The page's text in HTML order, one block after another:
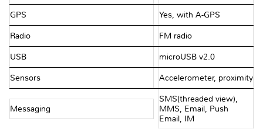
GPS Yes, with A-GPS
Radio FM radio
USB microUSB v2.0
Sensors Accelerometer, proximity
Messaging
SMS(threaded view),
MMS, Email, Push
Email, IM